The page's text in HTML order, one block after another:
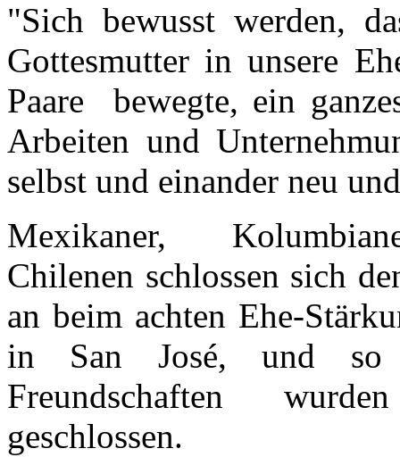
"Sich bewusst werden,
Gottesmutter in unsere
Paare bewegte, ein
Arbeiten und
selbst und einander neu
Mexikaner,
Chilenen schlossen sich
an beim achten Ehe-
in San José, und so
Freundschaften
geschlossen.